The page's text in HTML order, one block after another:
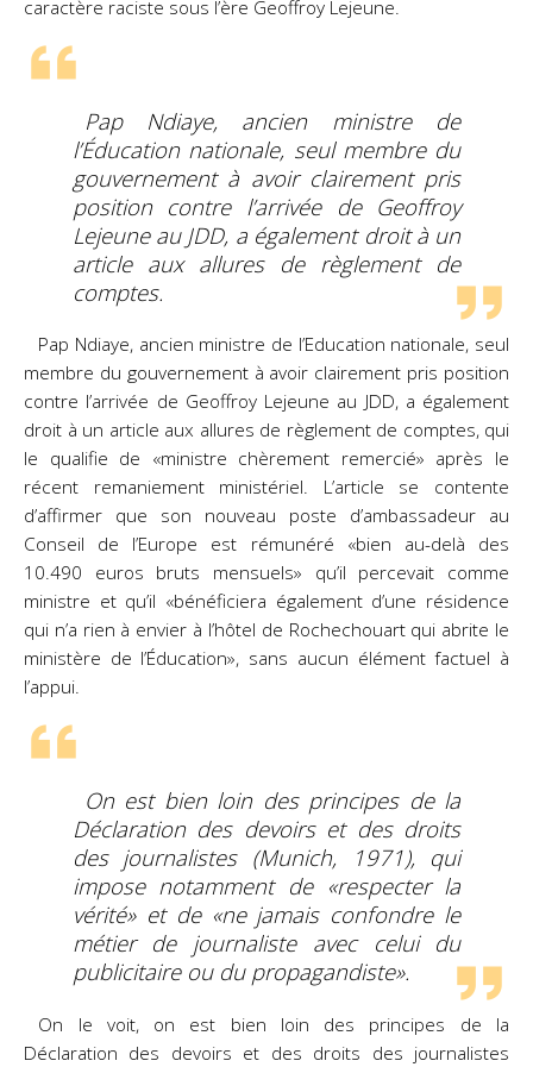
caractère raciste sous l’ère Geoffroy Lejeune.
Pap Ndiaye, ancien ministre de
l’Éducation nationale, seul membre du
gouvernement à avoir clairement pris
position contre l’arrivée de Geoffroy
Lejeune au JDD, a également droit à un
article aux allures de règlement de
comptes.
Pap Ndiaye, ancien ministre de l’Education nationale, seul
membre du gouvernement à avoir clairement pris position
contre l’arrivée de Geoffroy Lejeune au JDD, a également
droit à un article aux allures de règlement de comptes, qui
le qualifie de «ministre chèrement remercié» après le
récent remaniement ministériel. L’article se contente
d’affirmer que son nouveau poste d’ambassadeur au
Conseil de l’Europe est rémunéré «bien au-delà des
10.490 euros bruts mensuels» qu’il percevait comme
ministre et qu’il «bénéficiera également d’une résidence
qui n’a rien à envier à l’hôtel de Rochechouart qui abrite le
ministère de l’Éducation», sans aucun élément factuel à
l’appui.
On est bien loin des principes de la
Déclaration des devoirs et des droits
des journalistes (Munich, 1971), qui
impose notamment de «respecter la
vérité» et de «ne jamais confondre le
métier de journaliste avec celui du
publicitaire ou du propagandiste».
On le voit, on est bien loin des principes de la
Déclaration des devoirs et des droits des journalistes